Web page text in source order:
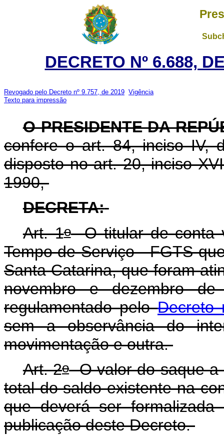
DECRETO Nº 6.688,
Revogado pelo Decreto nº 9.757, de 2019 Vigência
Texto para impressão
O PRESIDENTE DA
confere o art. 84, inciso IV,
disposto no art. 20, inciso
1990,
DECRETA:
Art. 1oO titular de conta
Tempo de Serviço - FGTS
Santa Catarina, que foram
novembro e dezembro
regulamentado peloDecreto
sem a observância do
movimentação e outra.
Art. 2oO valor do saque a
total do saldo existente na
que deverá ser
publicação deste Decreto.